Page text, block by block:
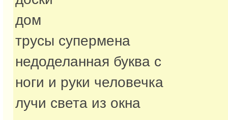
дом
трусы супермена
недоделанная буква с
ноги и руки человечка
лучи света из окна